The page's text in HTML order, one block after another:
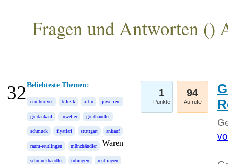
Fragen und Antworten ()
Beliebteste Themen:
cumhuriyet bilezik altin juweliere
goldankauf juwelier goldhändler
schmuck fiyatlari stuttgart ankauf
raum-reutlingen münzhändler
schmuckhändler tübingen reutlingen
Waren
1
Punkte
94
Aufrufe
32